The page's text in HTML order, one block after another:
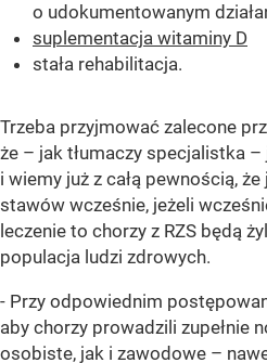
o udokumentowanym
suplementacja witaminy D
stała rehabilitacja.
Trzeba przyjmować zalecone
że – jak tłumaczy specjalistka
i wiemy już z całą pewnością,
stawów wcześnie, jeżeli
leczenie to chorzy z RZS będą
populacja ludzi zdrowych.
- Przy odpowiednim
aby chorzy prowadzili zupełnie
osobiste, jak i zawodowe –